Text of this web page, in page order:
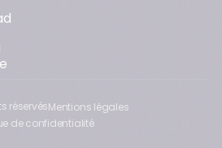
réservésMentions légales
de confidentialité